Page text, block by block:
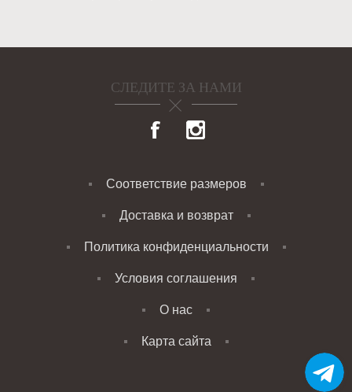
СЛЕДИТЕ ЗА НАМИ
Соответствие размеров
Доставка и возврат
Политика конфиденциальности
Условия соглашения
О нас
Карта сайта